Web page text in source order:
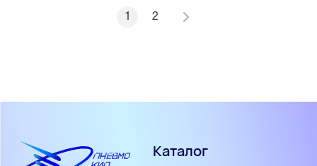
1 2
Каталог